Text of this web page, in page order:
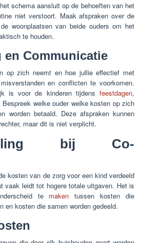
schema aansluit op de behoeften van het
niet verstoort. Maak afspraken over de
woonplaatsen van beide ouders om het
te houden.
en Communicatie
op zich neemt en hoe jullie effectief met
en conflicten te voorkomen.
is voor de kinderen tijdens feestdagen,
welke ouder welke kosten op zich
worden betaald. Deze afspraken kunnen
maar dit is niet verplicht.
bij Co-
kosten van de zorg voor een kind verdeeld
vaak leidt tot hogere totale uitgaven. Het is
te maken tussen kosten die
en kosten die samen worden gedeeld.